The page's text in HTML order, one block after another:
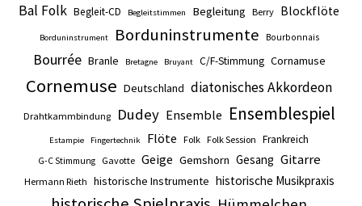
Bal Folk Begleit-CD Begleitstimmen Begleitung Berry Blockflöte
Borduninstrument Borduninstrumente Bourbonnais
Bourrée Branle Bretagne Bruyant C/F-Stimmung Cornamuse
Cornemuse Deutschland diatonisches Akkordeon
Drahtkammbindung Dudey Ensemble Ensemblespiel
Estampie Fingertechnik Flöte Folk Folk Session Frankreich
G-C Stimmung Gavotte Geige Gemshorn Gesang Gitarre
Hermann Rieth historische Instrumente historische Musikpraxis